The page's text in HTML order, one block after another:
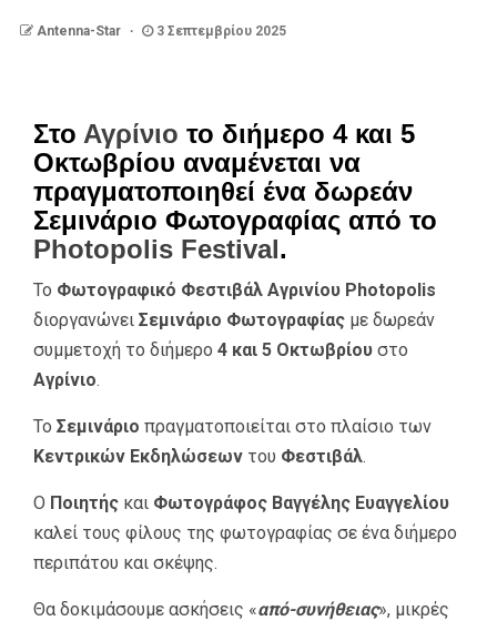
Antenna-Star 3 Σεπτεμβρίου 2025
Στο Αγρίνιο το διήμερο 4 και 5
Οκτωβρίου αναμένεται να
πραγματοποιηθεί ένα δωρεάν
Σεμινάριο Φωτογραφίας από το
Photopolis Festival.
Το Φωτογραφικό Φεστιβάλ Αγρινίου Photopolis
διοργανώνει Σεμινάριο Φωτογραφίας με δωρεάν
συμμετοχή το διήμερο 4 και 5 Οκτωβρίου στο
Αγρίνιο.
Το Σεμινάριο πραγματοποιείται στο πλαίσιο των
Κεντρικών Εκδηλώσεων του Φεστιβάλ.
Ο Ποιητής και Φωτογράφος Βαγγέλης Ευαγγελίου
καλεί τους φίλους της φωτογραφίας σε ένα διήμερο
περιπάτου και σκέψης.
Θα δοκιμάσουμε ασκήσεις «από-συνήθειας», μικρές